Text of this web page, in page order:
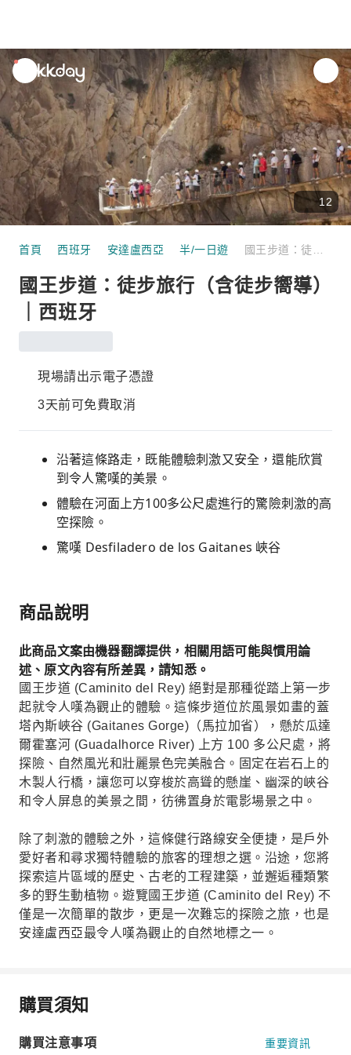
unread
notifications
12
首頁 西班牙 安達盧西亞 半/一日遊
國王步道：徒步旅行（含徒步嚮導）
｜西班牙
現場請出示電子憑證
3天前可免費取消
沿著這條路走，既能體驗刺激又安全，還能欣賞
到令人驚嘆的美景。
體驗在河面上方100多公尺處進行的驚險刺激的高
空探險。
驚嘆 Desfiladero de los Gaitanes 峽谷
商品說明
此商品文案由機器翻譯提供，相關用語可能與慣用論
述、原文內容有所差異，請知悉。
國王步道 (Caminito del Rey) 絕對是那種從踏上第一步
起就令人嘆為觀止的體驗。這條步道位於風景如畫的蓋
塔內斯峽谷 (Gaitanes Gorge)（馬拉加省），懸於瓜達
爾霍塞河 (Guadalhorce River) 上方 100 多公尺處，將
探險、自然風光和壯麗景色完美融合。固定在岩石上的
木製人行橋，讓您可以穿梭於高聳的懸崖、幽深的峽谷
和令人屏息的美景之間，彷彿置身於電影場景之中。
除了刺激的體驗之外，這條健行路線安全便捷，是戶外
愛好者和尋求獨特體驗的旅客的理想之選。沿途，您將
探索這片區域的歷史、古老的工程建築，並邂逅種類繁
多的野生動植物。遊覽國王步道 (Caminito del Rey) 不
僅是一次簡單的散步，更是一次難忘的探險之旅，也是
安達盧西亞最令人嘆為觀止的自然地標之一。
購買須知
購買注意事項 重要資訊